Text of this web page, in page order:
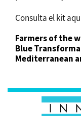
Consulta el kit
Farmers of the
Blue
Mediterranean